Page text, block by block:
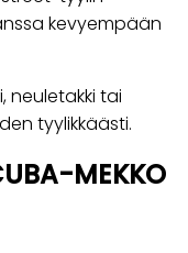
kevyempään
neuletakki tai
tyylikkäästi.
MEKKO